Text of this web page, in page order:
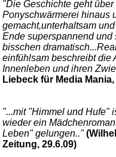
"Die Geschichte geht
Ponyschwärmerei hinaus
gemacht,unterhaltsam
Ende superspannend und
bisschen
einfühlsam beschreibt die
Innenleben und ihren
Liebeck für Media
"...mit "Himmel und Hufe"
wieder ein
Leben" gelungen.."
Zeitung, 29.6.09)